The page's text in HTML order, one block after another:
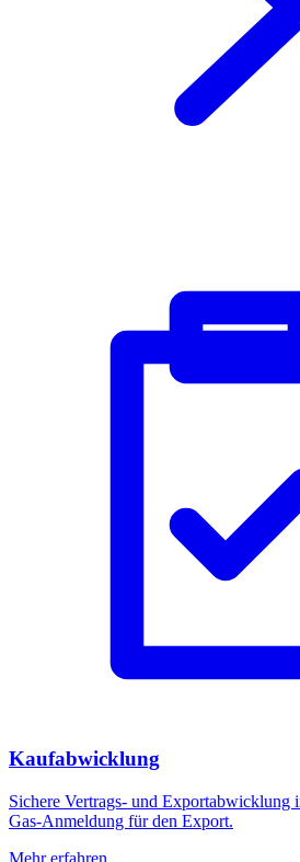
Kaufabwicklung
Sichere Vertrags- und Exportabwicklung
Gas-Anmeldung für den Export.
Mehr erfahren